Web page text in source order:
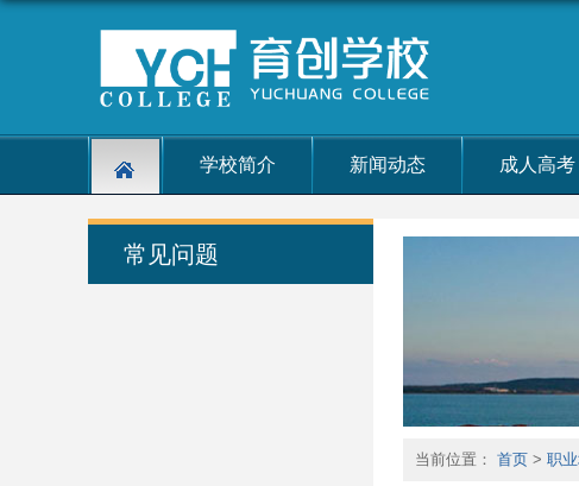
学校简介 新闻动态 成人高考
常见问题
当前位置： 首页> 职业